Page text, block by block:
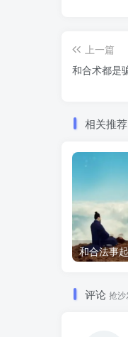
上一篇
和合术都是
相关推荐
评论 抢沙